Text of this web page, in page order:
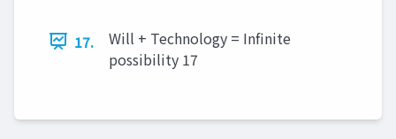
17.
Will + Technology = Infinite
possibility 17